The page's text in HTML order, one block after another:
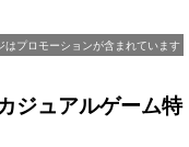
はプロモーションが含まれています
ジュアルゲーム特